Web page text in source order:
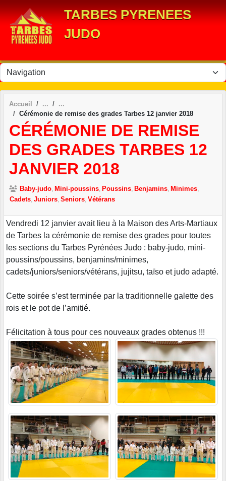
TARBES PYRENEES
JUDO
Accueil
Cérémonie de remise des grades Tarbes 12 janvier 2018
CÉRÉMONIE DE REMISE
DES GRADES TARBES 12
JANVIER 2018
Baby-judo Mini-poussins Poussins Benjamins Minimes
Cadets Juniors Seniors Vétérans
Vendredi 12 janvier avait lieu à la Maison des Arts-Martiaux
de Tarbes la cérémonie de remise des grades pour toutes
les sections du Tarbes Pyrénées Judo : baby-judo, mini-
poussins/poussins, benjamins/minimes,
cadets/juniors/seniors/vétérans, jujitsu, taïso et judo adapté.
Cette soirée s’est terminée par la traditionnelle galette des
rois et le pot de l’amitié.
Félicitation à tous pour ces nouveaux grades obtenus !!!
Panneau de gestion des cookies